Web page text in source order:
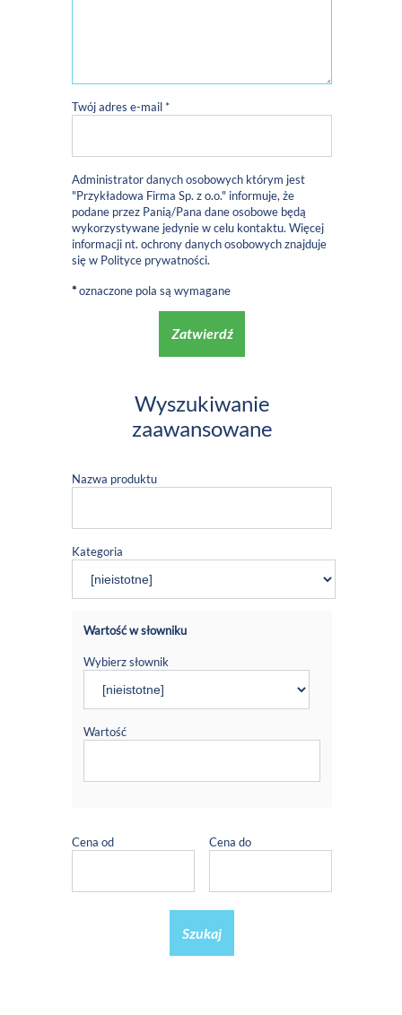
Twój adres e-mail *
Administrator danych osobowych którym jest
"Przykładowa Firma Sp. z o.o." informuje, że
podane przez Panią/Pana dane osobowe będą
wykorzystywane jedynie w celu kontaktu. Więcej
informacji nt. ochrony danych osobowych znajduje
się w Polityce prywatności.
*oznaczone pola są wymagane
Zatwierdź
Wyszukiwanie
zaawansowane
Nazwa produktu
Kategoria
Wartość w słowniku
Wybierz słownik
Wartość
Cena od Cena do
Szukaj